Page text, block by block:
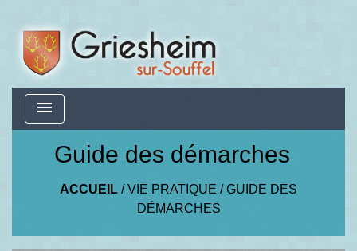
menu
Guide des démarches
ACCUEIL /VIE PRATIQUE /GUIDE DES
DÉMARCHES